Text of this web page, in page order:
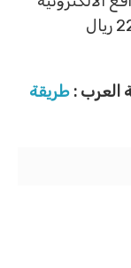
و ذلك بسعر يصل إلى حوالى 220 ريال
العرب : طريقة